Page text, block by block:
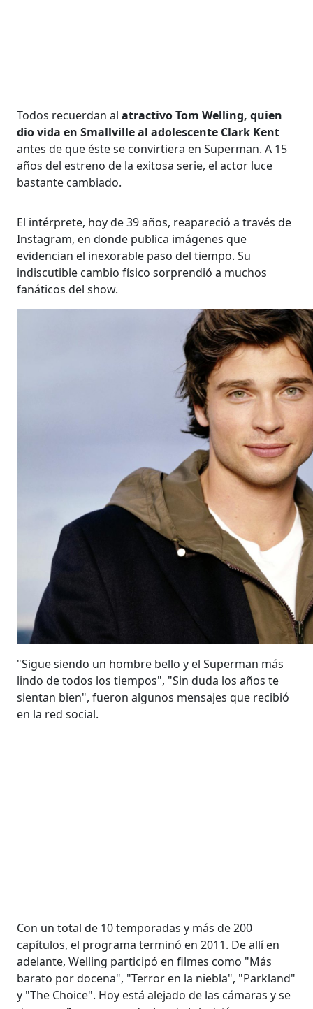
Todos recuerdan alatractivo Tom Welling, quien
dio vida en Smallville al adolescente Clark Kent
antes de que éste se convirtiera en Superman. A 15
años del estreno de la exitosa serie, el actor luce
bastante cambiado.
El intérprete, hoy de 39 años, reapareció a través de
Instagram, en donde publica imágenes que
evidencian el inexorable paso del tiempo. Su
indiscutible cambio físico sorprendió a muchos
fanáticos del show.
"Sigue siendo un hombre bello y el Superman más
lindo de todos los tiempos", "Sin duda los años te
sientan bien", fueron algunos mensajes que recibió
en la red social.
Con un total de 10 temporadas y más de 200
capítulos, el programa terminó en 2011. De allí en
adelante, Welling participó en filmes como "Más
barato por docena", "Terror en la niebla", "Parkland"
y "The Choice". Hoy está alejado de las cámaras y se